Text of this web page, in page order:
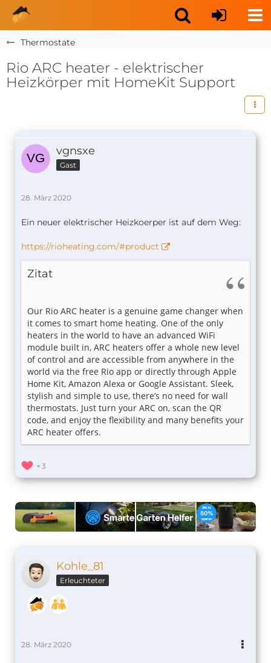
Thermostate
Rio ARC heater - elektrischer
Heizkörper mit HomeKit Support
vgnsxe
Gast
28. März 2020
Ein neuer elektrischer Heizkoerper ist auf dem Weg:
https://rioheating.com/#product
Zitat
Our Rio ARC heater is a genuine game changer when
it comes to smart home heating. One of the only
heaters in the world to have an advanced WiFi
module built in, ARC heaters offer a whole new level
of control and are accessible from anywhere in the
world via the free Rio app or directly through Apple
Home Kit, Amazon Alexa or Google Assistant. Sleek,
stylish and simple to use, there’s no need for wall
thermostats. Just turn your ARC on, scan the QR
code, and enjoy the flexibility and many benefits your
ARC heater offers.
3
Kohle_81
Erleuchteter
28. März 2020